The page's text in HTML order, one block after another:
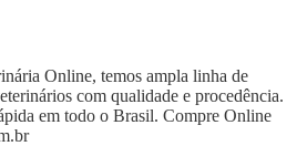
Online, temos ampla linha de
com qualidade e procedência.
em todo o Brasil. Compre Online